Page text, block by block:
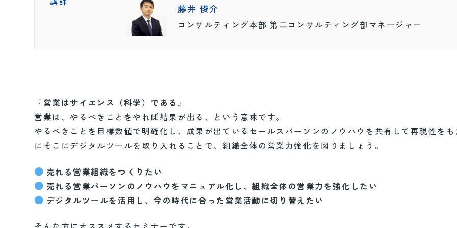
藤井 俊介
コンサルティング本部 第二コンサルティング部マネージャー
『営業はサイエンス（科学）である』
営業は、やるべきことをやれば結果が出る、という意味です。
やるべきことを目標数値で明確化し、成果が出ているセールスパーソンのノウハウを共有して再現性を
にそこにデジタルツールを取り入れることで、組織全体の営業力強化を図りましょう。
売れる営業組織をつくりたい
売れる営業パーソンのノウハウをマニュアル化し、組織全体の営業力を強化したい
デジタルツールを活用し、今の時代に合った営業活動に切り替えたい